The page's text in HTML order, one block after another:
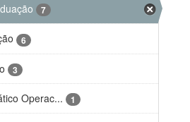
7
6
3
Operac... 1